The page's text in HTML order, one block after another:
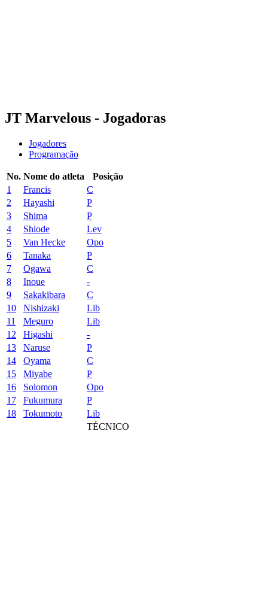
JT Marvelous - Jogadoras
Jogadores
Programação
No. Nome do atleta
Posição
1
Francis
C
2
Hayashi
P
3
Shima
P
4
Shiode
Lev
5
Van Hecke
Opo
6
Tanaka
P
7
Ogawa
C
8
Inoue
-
9
Sakakibara
C
10
Nishizaki
Lib
11
Meguro
Lib
12
Higashi
-
13
Naruse
P
14
Oyama
C
15
Miyabe
P
16
Solomon
Opo
17
Fukumura
P
18
Tokumoto
Lib
TÉCNICO